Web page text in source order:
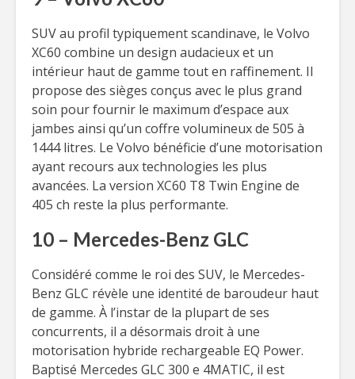
SUV au profil typiquement scandinave, le Volvo
XC60 combine un design audacieux et un
intérieur haut de gamme tout en raffinement. Il
propose des sièges conçus avec le plus grand
soin pour fournir le maximum d’espace aux
jambes ainsi qu’un coffre volumineux de 505 à
1444 litres. Le Volvo bénéficie d’une motorisation
ayant recours aux technologies les plus
avancées. La version XC60 T8 Twin Engine de
405 ch reste la plus performante.
10 – Mercedes-Benz GLC
Considéré comme le roi des SUV, le Mercedes-
Benz GLC révèle une identité de baroudeur haut
de gamme. À l’instar de la plupart de ses
concurrents, il a désormais droit à une
motorisation hybride rechargeable EQ Power.
Baptisé Mercedes GLC 300 e 4MATIC, il est